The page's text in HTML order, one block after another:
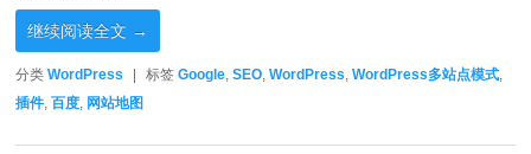
继续阅读全文 →
分类 WordPress 标签 Google,SEO,WordPress,WordPress多站点模式,
插件,百度, 网站地图